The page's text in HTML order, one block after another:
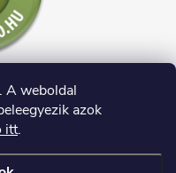
A weboldal
azok
itt.